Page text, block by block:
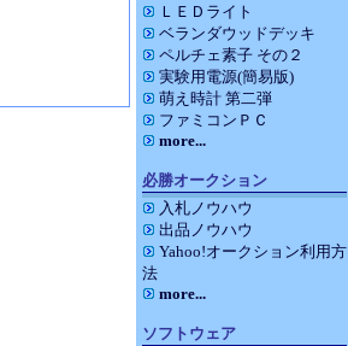
ＬＥＤライト
ベランダウッドデッキ
ペルチェ素子 その２
実験用電源(簡易版)
萌え時計 第二弾
ファミコンＰＣ
more...
必勝オークション
入札ノウハウ
出品ノウハウ
Yahoo!オークション利用方
法
more...
ソフトウェア